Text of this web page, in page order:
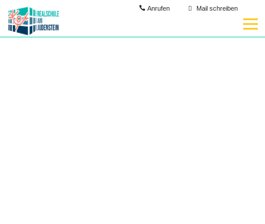
Anrufen Mail schreiben